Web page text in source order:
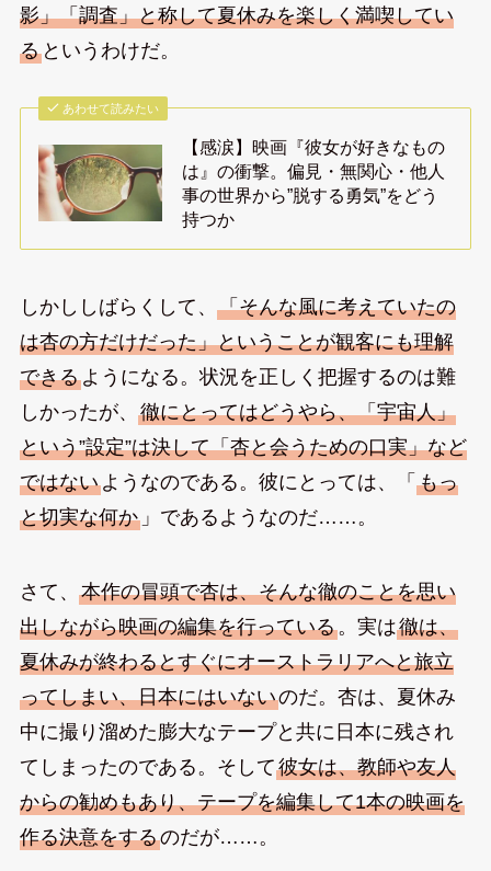
影」「調査」と称して夏休みを楽しく満喫してい
るというわけだ。
あわせて読みたい
【感涙】映画『彼女が好きなもの
は』の衝撃。偏見・無関心・他人
事の世界から”脱する勇気”をどう
持つか
しかししばらくして、 「そんな風に考えていたの
は杏の方だけだった」ということが観客にも理解
できるようになる。状況を正しく把握するのは難
しかったが、 徹にとってはどうやら、「宇宙人」
という”設定”は決して「杏と会うための口実」など
ではないようなのである。彼にとっては、「 もっ
と切実な何か」であるようなのだ……。
さて、 本作の冒頭で杏は、そんな徹のことを思い
出しながら映画の編集を行っている。実は徹は、
夏休みが終わるとすぐにオーストラリアへと旅立
ってしまい、日本にはいないのだ。杏は、夏休み
中に撮り溜めた膨大なテープと共に日本に残され
てしまったのである。そして彼女は、教師や友人
からの勧めもあり、テープを編集して1本の映画を
作る決意をするのだが……。